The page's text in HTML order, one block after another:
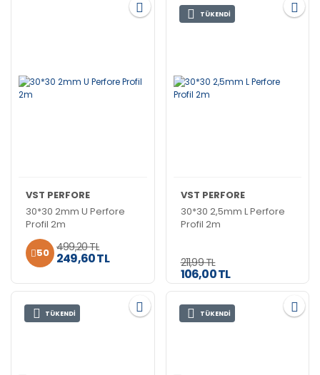
VST PERFORE
30*30 2mm U Perfore
Profil 2m
50 499,20 TL
249,60 TL
TÜKENDİ
VST PERFORE
30*30 2,5mm L Perfore
Profil 2m
211,99 TL
106,00 TL
TÜKENDİ TÜKENDİ